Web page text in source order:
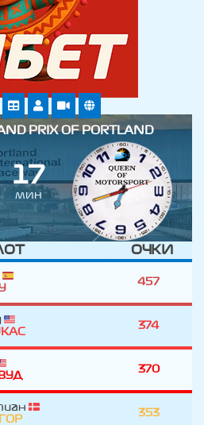
PRIX OF PORTLAND
17
МИН
ОЧКИ
457
374
370
353